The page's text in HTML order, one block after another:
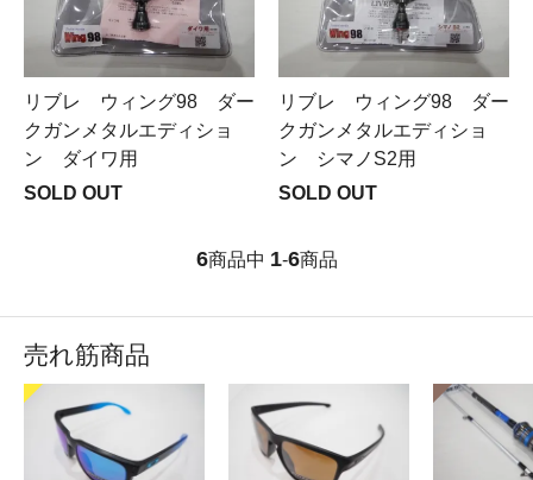
リブレ ウィング98 ダー
クガンメタルエディショ
ン ダイワ用
SOLD OUT
リブレ ウィング98 ダー
クガンメタルエディショ
ン シマノS2用
SOLD OUT
6商品中 1-6商品
売れ筋商品